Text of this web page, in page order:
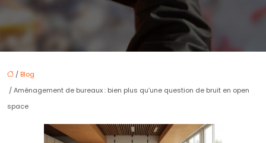
/ Blog
/ Aménagement de bureaux : bien plus qu’une question de bruit en open
space